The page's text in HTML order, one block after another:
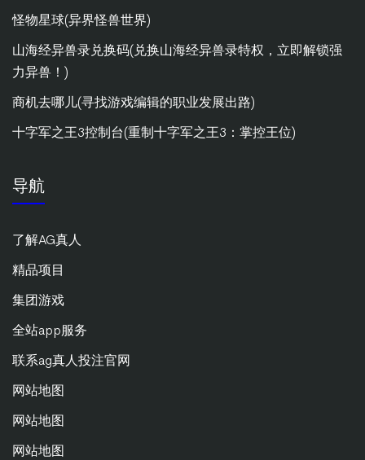
怪物星球(异界怪兽世界)
山海经异兽录兑换码(兑换山海经异兽录特权，立即解锁强
力异兽！)
商机去哪儿(寻找游戏编辑的职业发展出路)
十字军之王3控制台(重制十字军之王3：掌控王位)
导航
了解AG真人
精品项目
集团游戏
全站app服务
联系ag真人投注官网
网站地图
网站地图
网站地图